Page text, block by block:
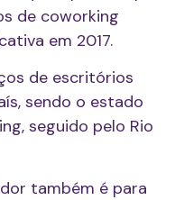
de coworking
em 2017.
de escritórios
sendo o estado
seguido pelo Rio
também é para